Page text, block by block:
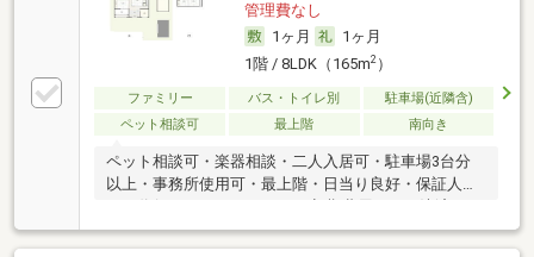
管理費なし
1ヶ月
1ヶ月
1階 / 8LDK（165m2）
ファミリー バス・トイレ別
駐車場(近隣含)
ペット相談可
最上階 南向き
ペット相談可・楽器相談・二人入居可・駐車場3台分
以上・事務所使用可・最上階・日当り良好・保証人不
要／代行 ・ルームシェア可・初期費用カード決済可